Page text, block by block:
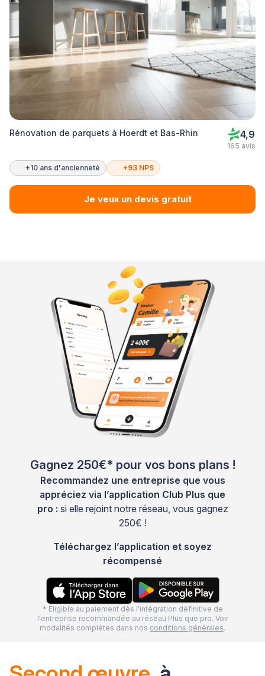
Rénovation de parquets à Hoerdt et Bas-Rhin 4,9
165 avis
+10 ans d'ancienneté +93 NPS
Je veux un devis gratuit
Gagnez 250€* pour vos bons plans !
Recommandez une entreprise que vous
appréciez via l’application Club Plus que
pro : si elle rejoint notre réseau, vous gagnez
250€ !
Téléchargez l’application et soyez
récompensé
* Eligible au paiement dès l'intégration définitive de
l'entreprise recommandée au réseau Plus que pro. Voir
modalités complètes dans nos conditions générales.